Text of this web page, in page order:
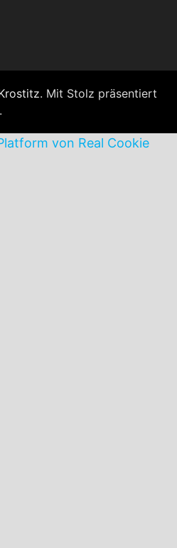
. Mit Stolz präsentiert
.
von Real Cookie